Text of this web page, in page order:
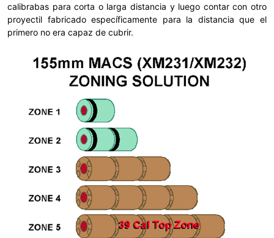
calibrabas para corta o larga distancia y luego contar con otro
proyectil fabricado específicamente para la distancia que el
primero no era capaz de cubrir.